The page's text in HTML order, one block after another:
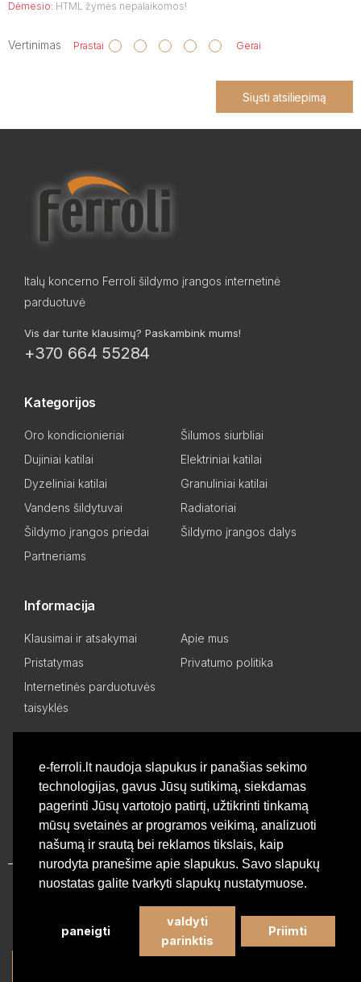
e-ferroli.lt naudoja slapukus ir panašias sekimo
technologijas, gavus Jūsų sutikimą, siekdamas
pagerinti Jūsų vartotojo patirtį, užtikrinti tinkamą
mūsų svetainės ar programos veikimą, analizuoti
našumą ir srautą bei reklamos tikslais, kaip
nurodyta pranešime apie slapukus. Savo slapukų
nuostatas galite tvarkyti slapukų nustatymuose.
paneigti
valdyti
parinktis
Priimti
Dėmesio: HTML žymės nepalaikomos!
Vertinimas Prastai Gerai
Siųsti atsiliepimą
Italų koncerno Ferroli šildymo įrangos internetinė
parduotuvė
Vis dar turite klausimų? Paskambink mums!
+370 664 55284
Kategorijos
Oro kondicionieriai
Šilumos siurbliai
Dujiniai katilai
Elektriniai katilai
Dyzeliniai katilai
Granuliniai katilai
Vandens šildytuvai
Radiatoriai
Šildymo įrangos priedai
Šildymo įrangos dalys
Partneriams
Informacija
Klausimai ir atsakymai
Apie mus
Pristatymas
Privatumo politika
Internetinės parduotuvės
taisyklės
Asmeninis kabinetas
Pageidavimų sąrašas
Palyginti produktus
Basket
Profesionali Ferroli šildymo įranga
2026 - Visos teisės
saugomos
Privatumo politika